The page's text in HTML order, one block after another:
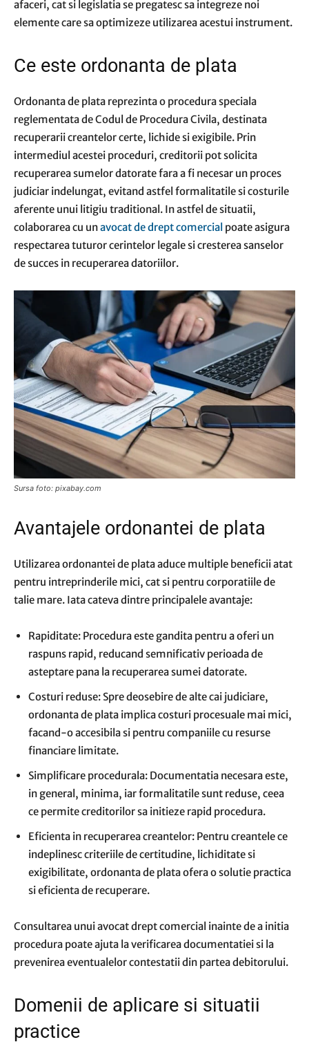
afaceri, cat si legislatia se pregatesc sa integreze noi
elemente care sa optimizeze utilizarea acestui instrument.
Ce este ordonanta de plata
Ordonanta de plata reprezinta o procedura speciala
reglementata de Codul de Procedura Civila, destinata
recuperarii creantelor certe, lichide si exigibile. Prin
intermediul acestei proceduri, creditorii pot solicita
recuperarea sumelor datorate fara a fi necesar un proces
judiciar indelungat, evitand astfel formalitatile si costurile
aferente unui litigiu traditional. In astfel de situatii,
colaborarea cu unavocat de drept comercial poate asigura
respectarea tuturor cerintelor legale si cresterea sanselor
de succes in recuperarea datoriilor.
Sursa foto: pixabay.com
Avantajele ordonantei de plata
Utilizarea ordonantei de plata aduce multiple beneficii atat
pentru intreprinderile mici, cat si pentru corporatiile de
talie mare. Iata cateva dintre principalele avantaje:
Rapiditate: Procedura este gandita pentru a oferi un
raspuns rapid, reducand semnificativ perioada de
asteptare pana la recuperarea sumei datorate.
Costuri reduse: Spre deosebire de alte cai judiciare,
ordonanta de plata implica costuri procesuale mai mici,
facand-o accesibila si pentru companiile cu resurse
financiare limitate.
Simplificare procedurala: Documentatia necesara este,
in general, minima, iar formalitatile sunt reduse, ceea
ce permite creditorilor sa initieze rapid procedura.
Eficienta in recuperarea creantelor: Pentru creantele ce
indeplinesc criteriile de certitudine, lichiditate si
exigibilitate, ordonanta de plata ofera o solutie practica
si eficienta de recuperare.
Consultarea unui avocat drept comercial inainte de a initia
procedura poate ajuta la verificarea documentatiei si la
prevenirea eventualelor contestatii din partea debitorului.
Domenii de aplicare si situatii
practice